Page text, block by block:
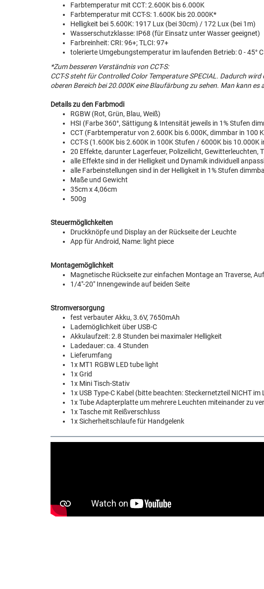
Farbtemperatur mit CCT: 2.600K bis 6.000K
Farbtemperatur mit CCT-S: 1.600K bis 20.000K*
Helligkeit bei 5.600K: 1917 Lux (bei 30cm) / 172 Lux (bei 1m)
Wasserschutzklasse: IP68 (für Einsatz unter Wasser geeignet)
Farbreinheit: CRI: 96+; TLCI: 97+
tolerierte Umgebungstemperatur im laufenden Betrieb: 0 - 45° C
*Zum besseren Verständnisvon CCT-S:
CCT-S steht für Controlled Color Temperature SPECIAL. Dadurch
oberen Bereich bei 20.000K eine Blaufärbung zu sehen. Man kann
Details zu den Farbmodi
RGBW (Rot, Grün, Blau, Weiß)
HSI (Farbe 360°, Sättigung & Intensität jeweils in 1% Stufen
CCT (Farbtemperatur von 2.600K bis 6.000K, dimmbar in 100
CCT-S (1.600K bis 2.600K in 100K Stufen / 6000K bis
20 Effekte, darunter Lagerfeuer, Polizeilicht, Gewitterleuchten,
alle Effekte sind in der Helligkeit und Dynamik individuell
alle Farbeinstellungen sind in der Helligkeit in 1% Stufen
Maße und Gewicht
35cm x 4,06cm
500g
Steuermöglichkeiten
Druckknöpfe und Display an der Rückseite der Leuchte
App für Android, Name: light piece
Montagemöglichkeit
Magnetische Rückseite zur einfachen Montage an Traverse,
1/4"-20" Innengewinde auf beiden Seite
Stromversorgung
fest verbauter Akku, 3.6V, 7650mAh
Lademöglichkeit über USB-C
Akkulaufzeit: 2.8 Stunden bei maximaler Helligkeit
Ladedauer: ca. 4 Stunden
Lieferumfang
1x MT1 RGBW LED tube light
1x Grid
1x Mini Tisch-Stativ
1x USB Type-C Kabel (bitte beachten: Steckernetzteil NICHT
1x Tube Adapterplatte um mehrere Leuchten miteinander zu
1x Tasche mit Reißverschluss
1x Sicherheitschlaufe für Handgelenk